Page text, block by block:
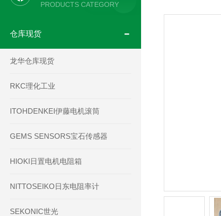
PRODUCTS CATEGORY
仓库现货
龙华仓库现货
RKC理化工业
ITOHDENKEI伊藤电机滚筒
GEMS SENSORS宝石传感器
HIOKI日置电机电阻箱
NITTOSEIKO日东电阻率计
SEKONIC世光